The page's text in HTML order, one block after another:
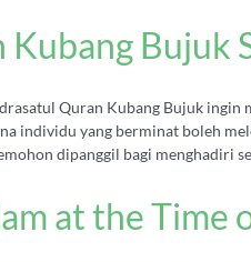
Kubang Bujuk
Quran Kubang Bujuk
individu yang berminat boleh
dipanggil bagi menghadiri
at the Time